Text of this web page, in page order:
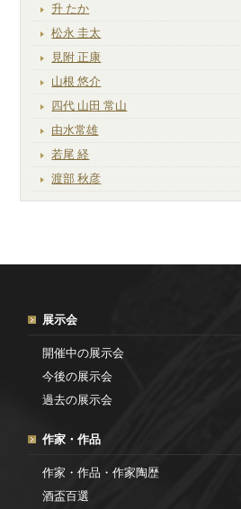
升 たか
松永 圭太
見附 正康
山根 悠介
四代 山田 常山
由水常雄
若尾 経
渡部 秋彦
展示会
開催中の展示会
今後の展示会
過去の展示会
作家・作品
作家・作品・作家陶歴
酒盃百選